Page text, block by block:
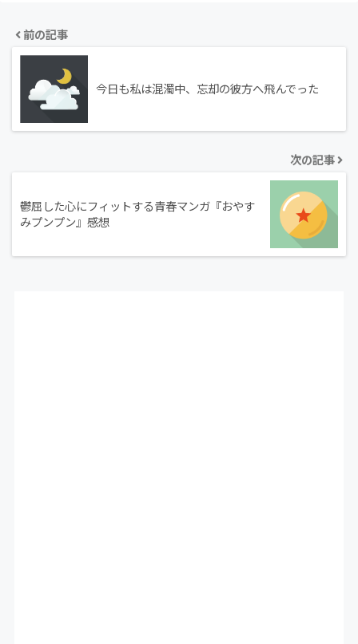
前の記事
今日も私は混濁中、忘却の彼方へ飛んでった
次の記事
鬱屈した心にフィットする青春マンガ『おやす
みプンプン』感想